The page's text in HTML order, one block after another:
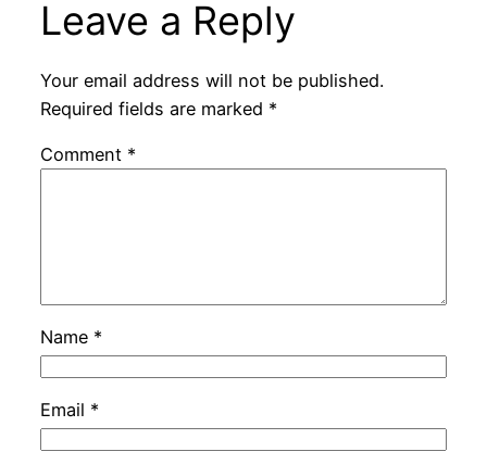
Leave a Reply
Your email address will not be published.
Required fields are marked *
Comment *
Name *
Email *